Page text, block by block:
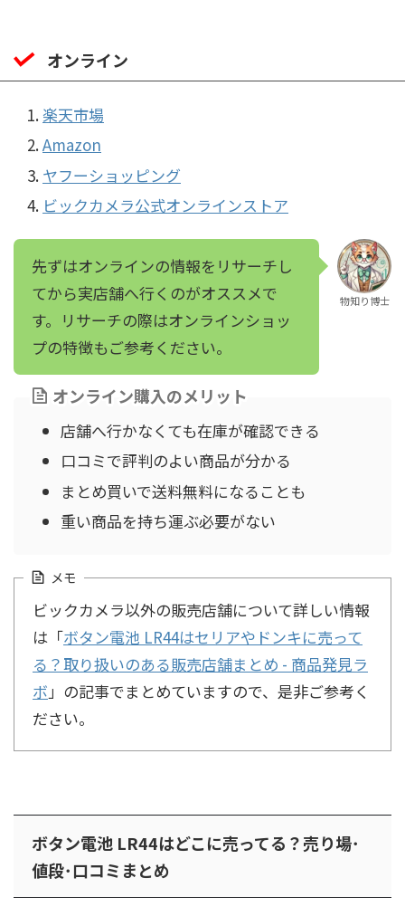
オンライン
楽天市場
Amazon
ヤフーショッピング
ビックカメラ公式オンラインストア
先ずはオンラインの情報をリサーチし
てから実店舗へ行くのがオススメで
す。リサーチの際はオンラインショッ
プの特徴もご参考ください。
物知り博士
オンライン購入のメリット
店舗へ行かなくても在庫が確認できる
口コミで評判のよい商品が分かる
まとめ買いで送料無料になることも
重い商品を持ち運ぶ必要がない
メモ
ビックカメラ以外の販売店舗について詳しい情報
は「ボタン電池 LR44はセリアやドンキに売って
る？取り扱いのある販売店舗まとめ - 商品発見ラ
ボ 」の記事でまとめていますので、是非ご参考く
ださい。
ボタン電池 LR44はどこに売ってる？売り場･
値段･口コミまとめ